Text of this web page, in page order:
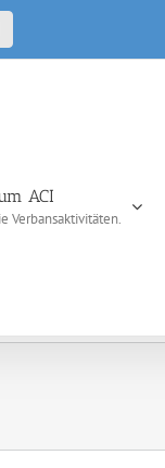
ACI
Verbansaktivitäten.